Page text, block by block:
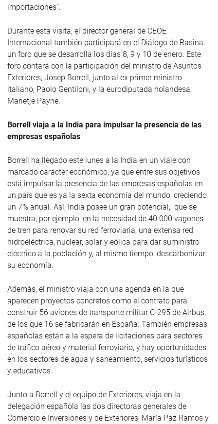
importaciones”.
Durante esta visita, el director general de CEOE
Internacional también participará en el Diálogo de Rasina,
un foro que se desarrolla los días 8, 9 y 10 de enero. Este
foro contará con la participación del ministro de Asuntos
Exteriores, Josep Borrell, junto al ex primer ministro
italiano, Paolo Gentiloni, y la eurodiputada holandesa,
Marietje Payne.
Borrell viaja a la India para impulsar la presencia de las
empresas españolas
Borrell ha llegado este lunes a la India en un viaje con
marcado carácter económico, ya que entre sus objetivos
está impulsar la presencia de las empresas españolas en
un país que es ya la sexta economía del mundo, creciendo
un 7% anual. Así, India posee un gran potencial, que se
muestra, por ejemplo, en la necesidad de 40.000 vagones
de tren para renovar su red ferroviaria, una extensa red
hidroeléctrica, nuclear, solar y eólica para dar suministro
eléctrico a la población y, al mismo tiempo, descarbonizar
su economía.
Además, el ministro viaja con una agenda en la que
aparecen proyectos concretos como el contrato para
construir 56 aviones de transporte militar C-295 de Airbus,
de los que 16 se fabricarán en España. También empresas
españolas están a la espera de licitaciones para sectores
de tráfico aéreo y material ferroviario, y hay oportunidades
en los sectores de agua y saneamiento, servicios turísticos
y educativos.
Junto a Borrell y el equipo de Exteriores, viaja en la
delegación española las dos directoras generales de
Comercio e Inversiones y de Exteriores, María Paz Ramos y